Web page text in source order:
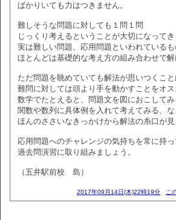
ばかりいても力はつきません。
難しそうな問題に対しても１問１問
じっくり考えるということが大切になってき
実は難しい問題、応用問題といわれているも
ほとんどは基礎的な考え方の組み合わせで解
ただ問題を眺めていても解法が思いつくこ
難問に対しては頭より手を動かすことをオス
数学でたとえると、問題文を図におこしてみ
関数や数列に具体例を入れて考えてみる、な
ほんのささいなきっかけから解法の糸口が見
応用問題へのチャレンジの気持ちを常に持っ
過去問演習に取り組みましょう。
（五井駅前校 島）
2017年09月14日(木)22時19分 こ